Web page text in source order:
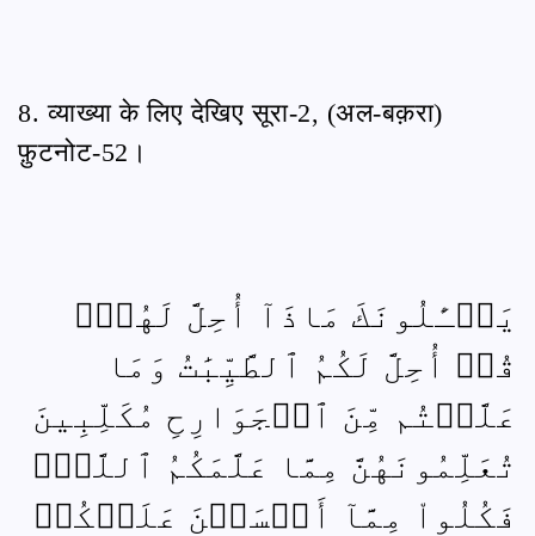
8. व्याख्या के लिए देखिए सूरा-2, (अल-बक़रा)
फ़ुटनोट-52।
يَسۡـَٔلُونَكَ مَاذَآ أُحِلَّ لَهُمۡۖ
قُلۡ أُحِلَّ لَكُمُ ٱلطَّيِّبَٰتُ وَمَا
عَلَّمۡتُم مِّنَ ٱلۡجَوَارِحِ مُكَلِّبِينَ
تُعَلِّمُونَهُنَّ مِمَّا عَلَّمَكُمُ ٱللَّهُۖ
فَكُلُواْ مِمَّآ أَمۡسَكۡنَ عَلَيۡكُمۡ